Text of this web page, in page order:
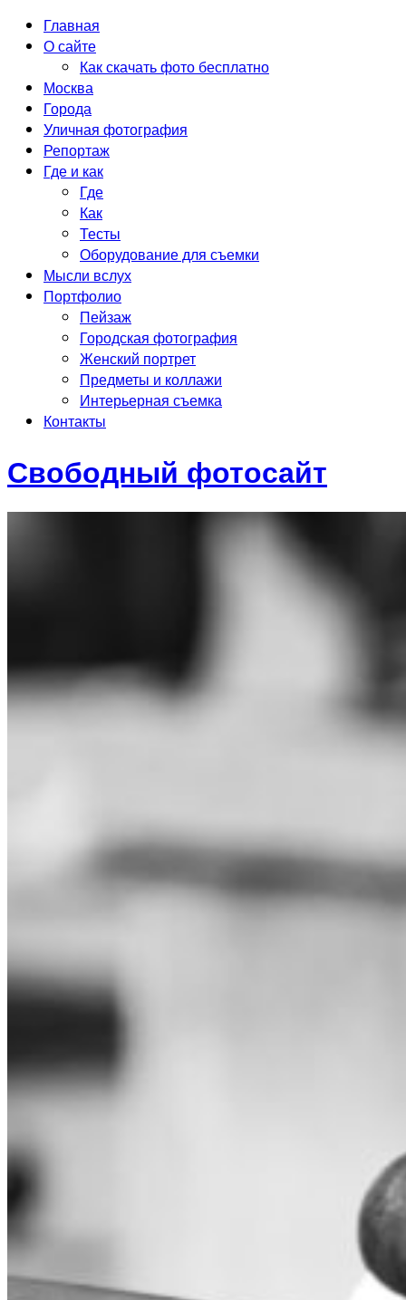
Главная
О сайте
Как скачать фото бесплатно
Москва
Города
Уличная фотография
Репортаж
Где и как
Где
Как
Тесты
Оборудование для съемки
Мысли вслух
Портфолио
Пейзаж
Городская фотография
Женский портрет
Предметы и коллажи
Интерьерная съемка
Контакты
Свободный фотосайт